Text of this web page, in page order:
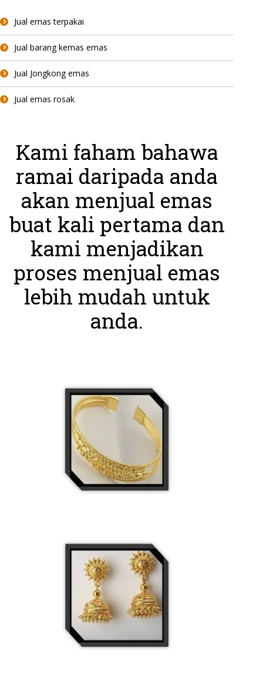
Jual emas terpakai
Jual barang kemas emas
Jual Jongkong emas
Jual emas rosak
Kami faham bahawa
ramai daripada anda
akan menjual emas
buat kali pertama dan
kami menjadikan
proses menjual emas
lebih mudah untuk
anda.